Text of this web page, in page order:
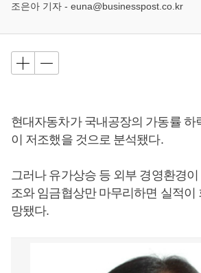
조은아 기자 - euna@businesspost.co.kr
현대자동차가 국내공장의 가동률 하
이 저조했을 것으로 분석됐다.
그러나 유가상승 등 외부 경영환경
조와 임금협상만 마무리하면 실적이
망됐다.